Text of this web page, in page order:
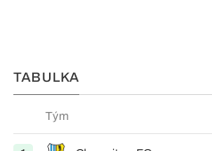
TABULKA
Tým